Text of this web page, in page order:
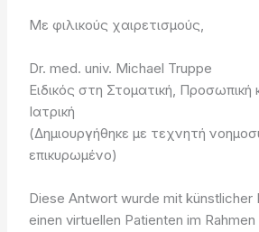
Με φιλικούς χαιρετισμούς,
Dr. med. univ. Michael Truppe
Ειδικός στη Στοματική, Προσωπική
Ιατρική
(Δημιουργήθηκε με τεχνητή
επικυρωμένο)
Diese Antwort wurde mit künstlicher
einen virtuellen Patienten im Rahmen